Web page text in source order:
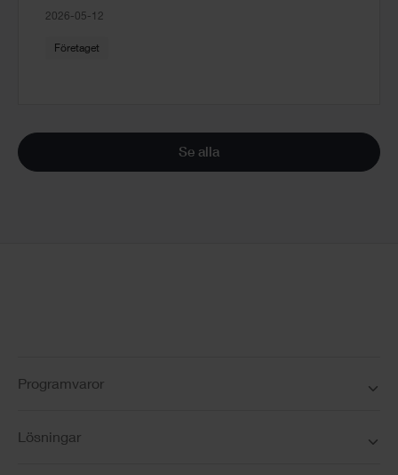
2026-05-12
Företaget
Se alla
Programvaror
Lösningar